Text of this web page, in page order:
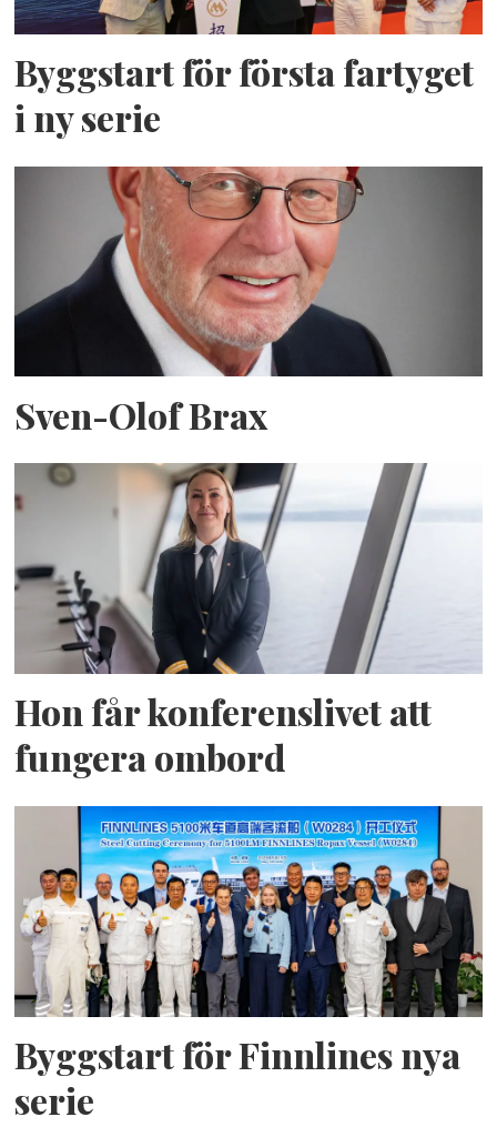
Byggstart för första fartyget
i ny serie
Sven-Olof Brax
Hon får konferenslivet att
fungera ombord
Byggstart för Finnlines nya
serie